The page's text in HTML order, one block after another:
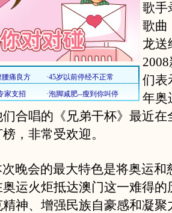
歌手
歌曲
龙送
们表
年奥
合唱的《兄弟干杯》最近在
，非常受欢迎。
晚会的最大特色是将奥运和
运火炬抵达澳门这一难得的
神、增强民族自豪感和凝聚